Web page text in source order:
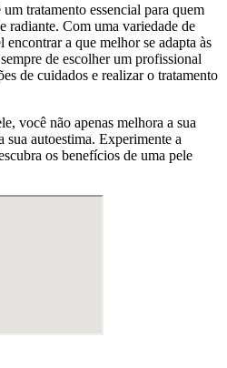
um tratamento essencial para quem
radiante. Com uma variedade de
a que melhor se adapta às
de escolher um profissional
de cuidados e realizar o tratamento
você não apenas melhora a sua
sua autoestima. Experimente a
os benefícios de uma pele